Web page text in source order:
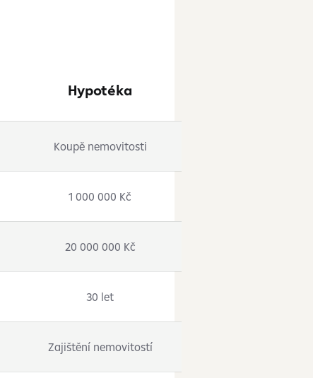
Hypotéka
Koupě nemovitosti
1 000 000 Kč
20 000 000 Kč
30 let
Zajištění nemovitostí